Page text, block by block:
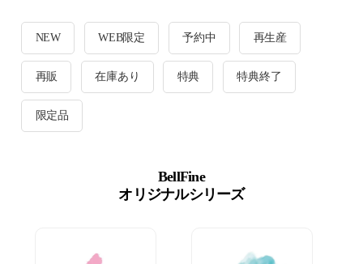
NEW WEB限定 予約中 再生産
再販 在庫あり 特典 特典終了
限定品
BellFine
オリジナルシリーズ